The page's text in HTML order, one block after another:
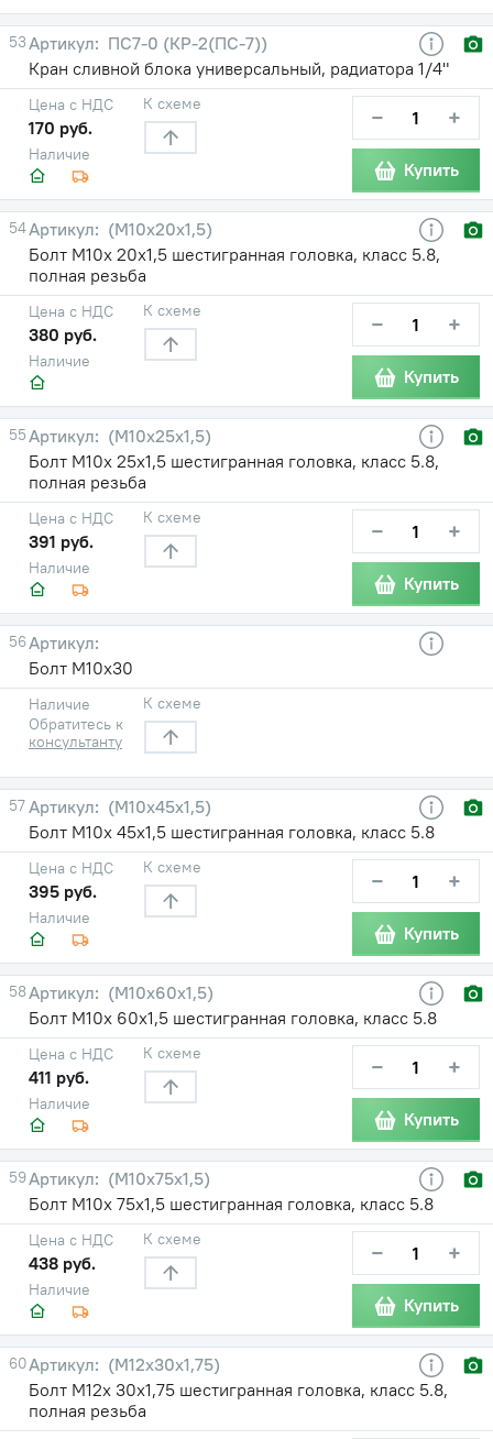
53
ПС7-0 (КР-2(ПС-7))
Кран сливной блока универсальный, радиатора 1/4"
Наличие
Цена с НДС
170 руб.
К схеме − +
Купить
54
(М10х20х1,5)
Болт М10х 20х1,5 шестигранная головка, класс 5.8,
полная резьба
Наличие
Цена с НДС
380 руб.
К схеме − +
Купить
55
(М10х25х1,5)
Болт М10х 25х1,5 шестигранная головка, класс 5.8,
полная резьба
Наличие
Цена с НДС
391 руб.
К схеме − +
Купить
56
Болт М10х30
Наличие
Обратитесь к
консультанту
К схеме
57
(М10х45х1,5)
Болт М10х 45х1,5 шестигранная головка, класс 5.8
Наличие
Цена с НДС
395 руб.
К схеме − +
Купить
58
(М10х60х1,5)
Болт М10х 60х1,5 шестигранная головка, класс 5.8
Наличие
Цена с НДС
411 руб.
К схеме − +
Купить
59
(М10х75х1,5)
Болт М10х 75х1,5 шестигранная головка, класс 5.8
Наличие
Цена с НДС
438 руб.
К схеме − +
Купить
60
(М12х30х1,75)
Болт М12х 30х1,75 шестигранная головка, класс 5.8,
полная резьба